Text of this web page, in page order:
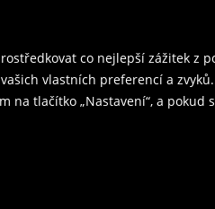
co nejlepší zážitek z
vlastních preferencí a
tlačítko „Nastavení“, a